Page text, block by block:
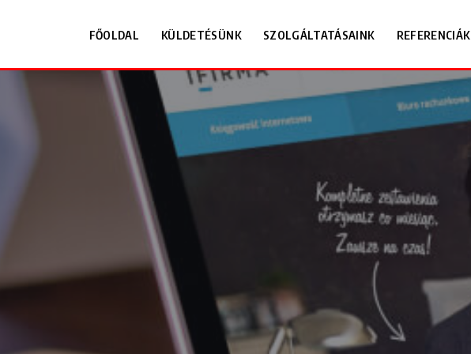
FŐOLDAL KÜLDETÉSÜNK SZOLGÁLTATÁSAINK REFERENCIÁK